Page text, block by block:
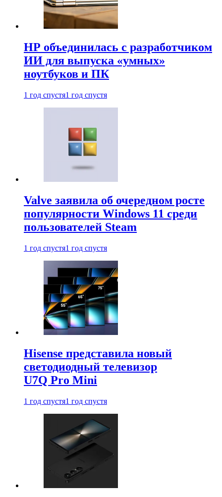
HP объединилась с разработчиком
ИИ для выпуска «умных»
ноутбуков и ПК
1 год спустя1 год спустя
Valve заявила об очередном росте
популярности Windows 11 среди
пользователей Steam
1 год спустя1 год спустя
Hisense представила новый
светодиодный телевизор
U7Q Pro Mini
1 год спустя1 год спустя